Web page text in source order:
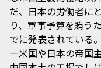
だ、日本の労働者に
り、軍事予算を賄う
でに発表されている
―米国や日本の帝国